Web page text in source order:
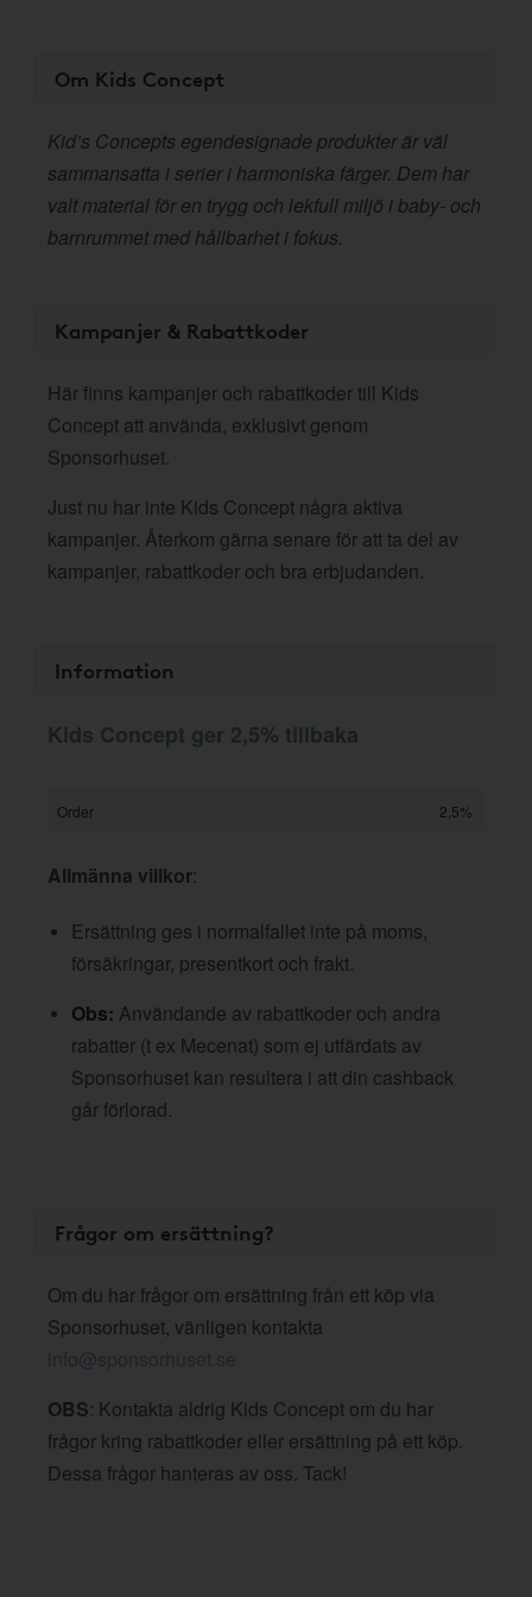
Om Kids Concept
Kid’s Concepts egendesignade produkter är väl
sammansatta i serier i harmoniska färger. Dem har
valt material för en trygg och lekfull miljö i baby- och
barnrummet med hållbarhet i fokus.
Kampanjer & Rabattkoder
Här finns kampanjer och rabattkoder till Kids
Concept att använda, exklusivt genom
Sponsorhuset.
Just nu har inte Kids Concept några aktiva
kampanjer. Återkom gärna senare för att ta del av
kampanjer, rabattkoder och bra erbjudanden.
Information
Kids Concept ger 2,5% tillbaka
Order 2,5%
Allmänna villkor:
Ersättning ges i normalfallet inte på moms,
försäkringar, presentkort och frakt.
Obs: Användande av rabattkoder och andra
rabatter (t ex Mecenat) som ej utfärdats av
Sponsorhuset kan resultera i att din cashback
går förlorad.
Frågor om ersättning?
Om du har frågor om ersättning från ett köp via
Sponsorhuset, vänligen kontakta
info@sponsorhuset.se
OBS: Kontakta aldrig Kids Concept om du har
frågor kring rabattkoder eller ersättning på ett köp.
Dessa frågor hanteras av oss. Tack!